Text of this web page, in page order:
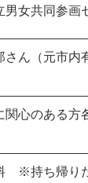
男女共同参画
さん（元市内
関心のある方
※持ち帰り